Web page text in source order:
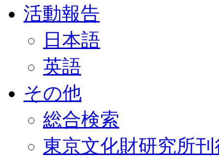
活動報告
日本語
英語
その他
総合検索
東京文化財研究所